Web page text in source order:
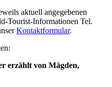
aktuell angegebenen
Tourist-Informationen Tel.
Kontaktformular.
erzählt von Mägden,